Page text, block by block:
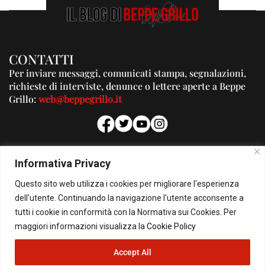
Informativa Privacy
Questo sito web utilizza i cookies per migliorare l'esperienza
dell'utente. Continuando la navigazione l'utente acconsente a
tutti i cookie in conformità con la Normativa sui Cookies. Per
maggiori informazioni visualizza la Cookie Policy
Accept All
CONTATTI
Per inviare messaggi, comunicati stampa, segnalazioni,
richieste di interviste, denunce o lettere aperte a Beppe
Grillo:web@beppegrillo.it
PUBBLICITA'
Per la tua pubblicità su questo Blog:
pubblicita@beppegrillo.it
HOMEPAGE COOKIE POLICY PRIVACY POLICY CONTATTI
© Copyright 2026 - Il Blog di Beppe Grillo. All Rights Reserved - Powered by
happygrafic.com